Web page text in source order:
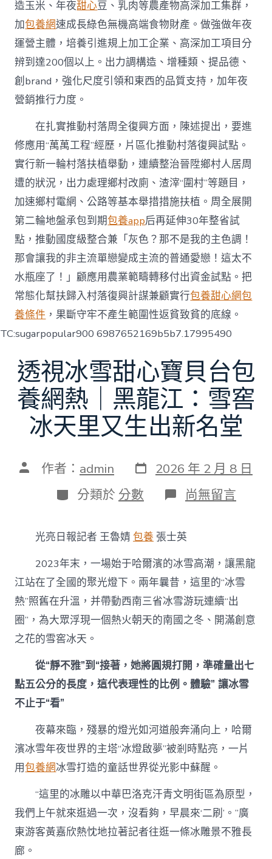
造玉米、年夜甜心豆、乳肉等農產物高深加工集群，
加包養網速成長綠色無機高端食物財產。做強做年夜
運營主體，培養引進規上加工企業、高深加工項目分
辨到達200個以上。出力調構造、增種類、提品德、
創brand，強化尺度引領和東西的品質支持，加年夜
營銷推行力度。
在扎實推動村落周全復興方面，陳述提出，要進
修應用“萬萬工程”經歷，片區化推動村落復興試點。
實行新一輪村落扶植舉動，連續整治晉陞鄉村人居周
遭的狀況，出力處理鄉村改廁、渣滓“圍村”等題目，
加速鄉村電網、公路等基本舉措措施扶植。周全展開
第二輪地盤承包到期包養app后再延伸30年整省試
點，推動國度級整合兼「灰色？那不是我的主色調！
那會讓我的非主流單戀變成主流的普通愛戀！這太不
水瓶座了！」顧應用農業範疇轉移付出資金試點。把
常態化幫扶歸入村落復興計謀兼顧實行包養甜心網包
養條件 ，果斷守牢不產生範圍性返貧致貧的底線。
TC:sugarpopular900 6987652169b5b7.17995490
透視冰雪甜心寶貝台包
養網熱｜黑龍江：雪窖
冰天里又生出新名堂
文 作者： admin 發
表
日
期
2026 年 2 月 8 日
分
類
分類於 分數 在
〈透
冰
雪
甜
心
寶
貝
台
包
養
｜
黑
龍
窖
冰
天
里
又
生
出
新
名
堂〉
尚無留言
光亮日報記者 王魯婧包養 張士英
2023年末，一場始于哈爾濱的冰雪高潮，讓黑龍
江站在了全國的聚光燈下。兩年曩昔，這里的“冰雪
熱”照舊在升溫，并帶動西南三省冰雪游玩連續“出
圈”，為大眾浮現一個熱火朝天的南國之冬、開滿創意
之花的雪窖冰天。
從“靜不雅”到“接著，她將圓規打開，準確量出七
點五公分的長度，這代表理性的比例。體驗” 讓冰雪
不止于“看”
夜幕來臨，殘暴的燈光如河道般奔涌向上，哈爾
濱冰雪年夜世界的主塔“冰燈啟夢”被剎時點亮，一片
用包養網冰雪打造的童話世界從光影中蘇醒。
“這里的冰雕以中華巴洛克汗青文明街區為原型，
我們上午就來逛過一次，沒看夠，早晨來‘二刷’。”廣
東游客黃嘉欣熱忱地拉著記者往逛一條冰雕景不雅長
廊。